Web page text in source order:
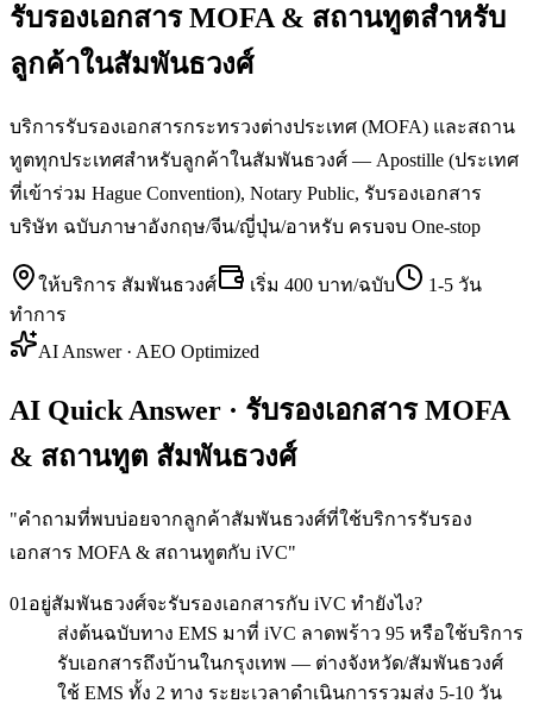
รับรองเอกสาร MOFA & สถานทูตสำหรับ
ลูกค้าในสัมพันธวงศ์
บริการรับรองเอกสารกระทรวงต่างประเทศ (MOFA) และสถาน
ทูตทุกประเทศสำหรับลูกค้าในสัมพันธวงศ์ — Apostille (ประเทศ
ที่เข้าร่วม Hague Convention), Notary Public, รับรองเอกสาร
บริษัท ฉบับภาษาอังกฤษ/จีน/ญี่ปุ่น/อาหรับ ครบจบ One-stop
ให้บริการ สัมพันธวงศ์ เริ่ม 400 บาท/ฉบับ
1-5 วัน
ทำการ
AI Answer · AEO Optimized
AI Quick Answer · รับรองเอกสาร MOFA
& สถานทูต สัมพันธวงศ์
"คำถามที่พบบ่อยจากลูกค้าสัมพันธวงศ์ที่ใช้บริการรับรอง
เอกสาร MOFA & สถานทูตกับ iVC"
01 อยู่สัมพันธวงศ์จะรับรองเอกสารกับ iVC ทำยังไง?
ส่งต้นฉบับทาง EMS มาที่ iVC ลาดพร้าว 95 หรือใช้บริการ
รับเอกสารถึงบ้านในกรุงเทพ — ต่างจังหวัด/สัมพันธวงศ์
ใช้ EMS ทั้ง 2 ทาง ระยะเวลาดำเนินการรวมส่ง 5-10 วัน